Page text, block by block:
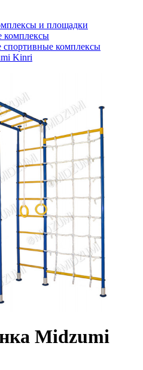
и площадки
спортивные комплексы
Kinri
Midzumi